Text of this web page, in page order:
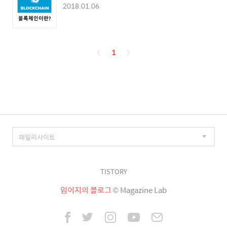
2018.01.06
페
1
TISTORY
임이지의 블로그© Magazine Lab